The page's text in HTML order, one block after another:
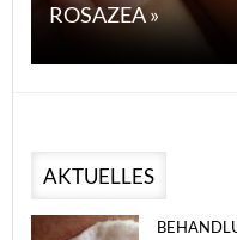
ROSAZEA »
AKTUELLES